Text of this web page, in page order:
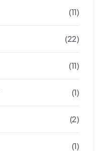
(11)
(22)
(11)
(1)
(2)
(1)